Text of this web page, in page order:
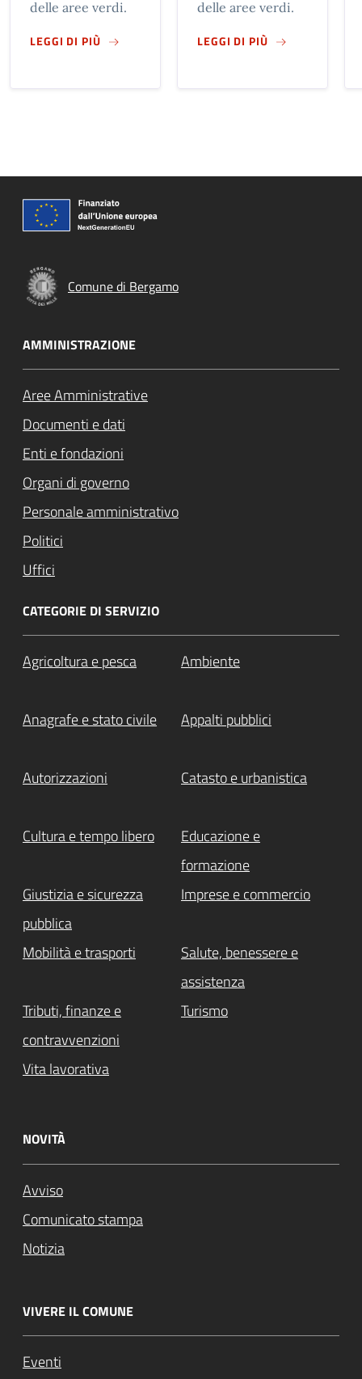
delle aree verdi.
LEGGI DI PIÙSUATLANTE DEI RIFUGI BIOCLIMATICI –
delle aree verdi.
LEGGI DI PIÙSUATLANTE DEI
Comune di Bergamo
AMMINISTRAZIONE
Aree Amministrative
Documenti e dati
Enti e fondazioni
Organi di governo
Personale amministrativo
Politici
Uffici
CATEGORIE DI SERVIZIO
Agricoltura e pesca Ambiente
Anagrafe e stato civile Appalti pubblici
Autorizzazioni Catasto e urbanistica
Cultura e tempo libero
Educazione e
formazione
Giustizia e sicurezza
pubblica
Imprese e commercio
Mobilità e trasporti
Salute, benessere e
assistenza
Tributi, finanze e
contravvenzioni
Turismo
Vita lavorativa
NOVITÀ
Avviso
Comunicato stampa
Notizia
VIVERE IL COMUNE
Eventi